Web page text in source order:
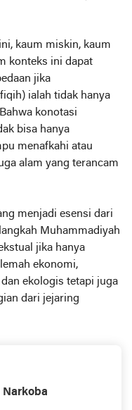
kaum miskin, kaum
konteks ini dapat
jika
ialah tidak hanya
konotasi
bisa hanya
menafkahi atau
alam yang terancam
menjadi esensi dari
Muhammadiyah
jika hanya
ekonomi,
ekologis tetapi juga
dari jejaring